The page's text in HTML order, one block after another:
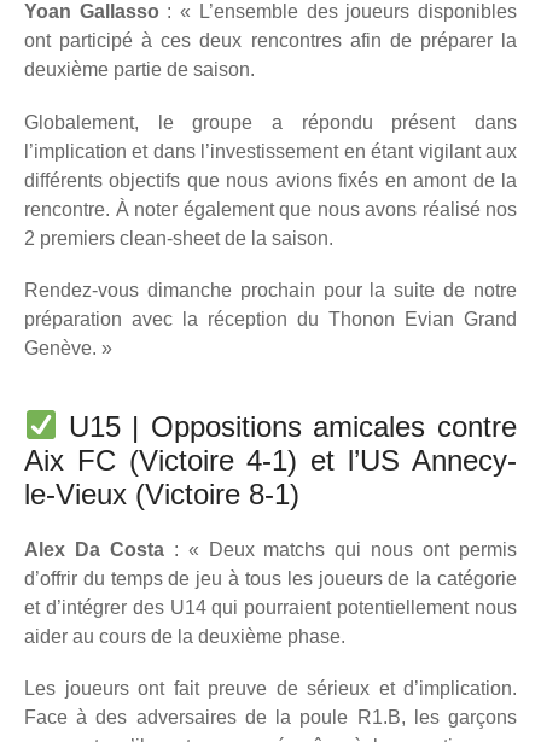
Yoan Gallasso : « L’ensemble des joueurs disponibles
ont participé à ces deux rencontres afin de préparer la
deuxième partie de saison.
Globalement, le groupe a répondu présent dans
l’implication et dans l’investissement en étant vigilant aux
différents objectifs que nous avions fixés en amont de la
rencontre. À noter également que nous avons réalisé nos
2 premiers clean-sheet de la saison.
Rendez-vous dimanche prochain pour la suite de notre
préparation avec la réception du Thonon Evian Grand
Genève. »
U15 | Oppositions amicales contre
Aix FC (Victoire 4-1) et l’US Annecy-
le-Vieux (Victoire 8-1)
Alex Da Costa: « Deux matchs qui nous ont permis
d’offrir du temps de jeu à tous les joueurs de la catégorie
et d’intégrer des U14 qui pourraient potentiellement nous
aider au cours de la deuxième phase.
Les joueurs ont fait preuve de sérieux et d’implication.
Face à des adversaires de la poule R1.B, les garçons